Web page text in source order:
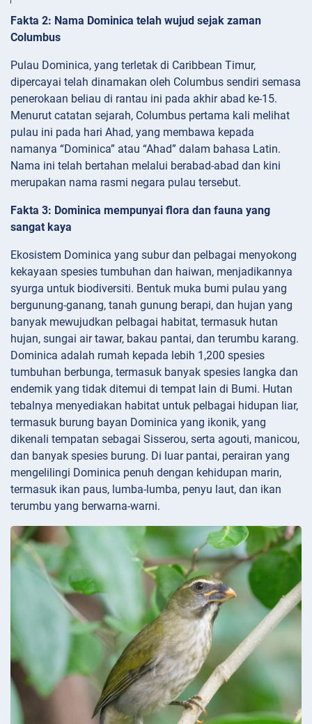
Fakta 2: Nama Dominica telah wujud sejak zaman
Columbus
Pulau Dominica, yang terletak di Caribbean Timur,
dipercayai telah dinamakan oleh Columbus sendiri semasa
penerokaan beliau di rantau ini pada akhir abad ke-15.
Menurut catatan sejarah, Columbus pertama kali melihat
pulau ini pada hari Ahad, yang membawa kepada
namanya “Dominica” atau “Ahad” dalam bahasa Latin.
Nama ini telah bertahan melalui berabad-abad dan kini
merupakan nama rasmi negara pulau tersebut.
Fakta 3: Dominica mempunyai flora dan fauna yang
sangat kaya
Ekosistem Dominica yang subur dan pelbagai menyokong
kekayaan spesies tumbuhan dan haiwan, menjadikannya
syurga untuk biodiversiti. Bentuk muka bumi pulau yang
bergunung-ganang, tanah gunung berapi, dan hujan yang
banyak mewujudkan pelbagai habitat, termasuk hutan
hujan, sungai air tawar, bakau pantai, dan terumbu karang.
Dominica adalah rumah kepada lebih 1,200 spesies
tumbuhan berbunga, termasuk banyak spesies langka dan
endemik yang tidak ditemui di tempat lain di Bumi. Hutan
tebalnya menyediakan habitat untuk pelbagai hidupan liar,
termasuk burung bayan Dominica yang ikonik, yang
dikenali tempatan sebagai Sisserou, serta agouti, manicou,
dan banyak spesies burung. Di luar pantai, perairan yang
mengelilingi Dominica penuh dengan kehidupan marin,
termasuk ikan paus, lumba-lumba, penyu laut, dan ikan
terumbu yang berwarna-warni.